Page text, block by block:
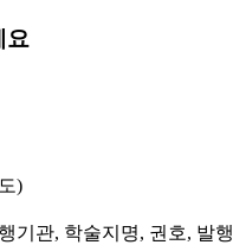
요
)
기관, 학술지명, 권호, 발행